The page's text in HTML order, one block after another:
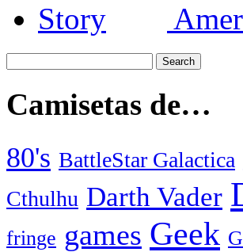
Camisetas de…
80's BattleStar Galactica
Cthulhu Darth Vader
fringe games Geek